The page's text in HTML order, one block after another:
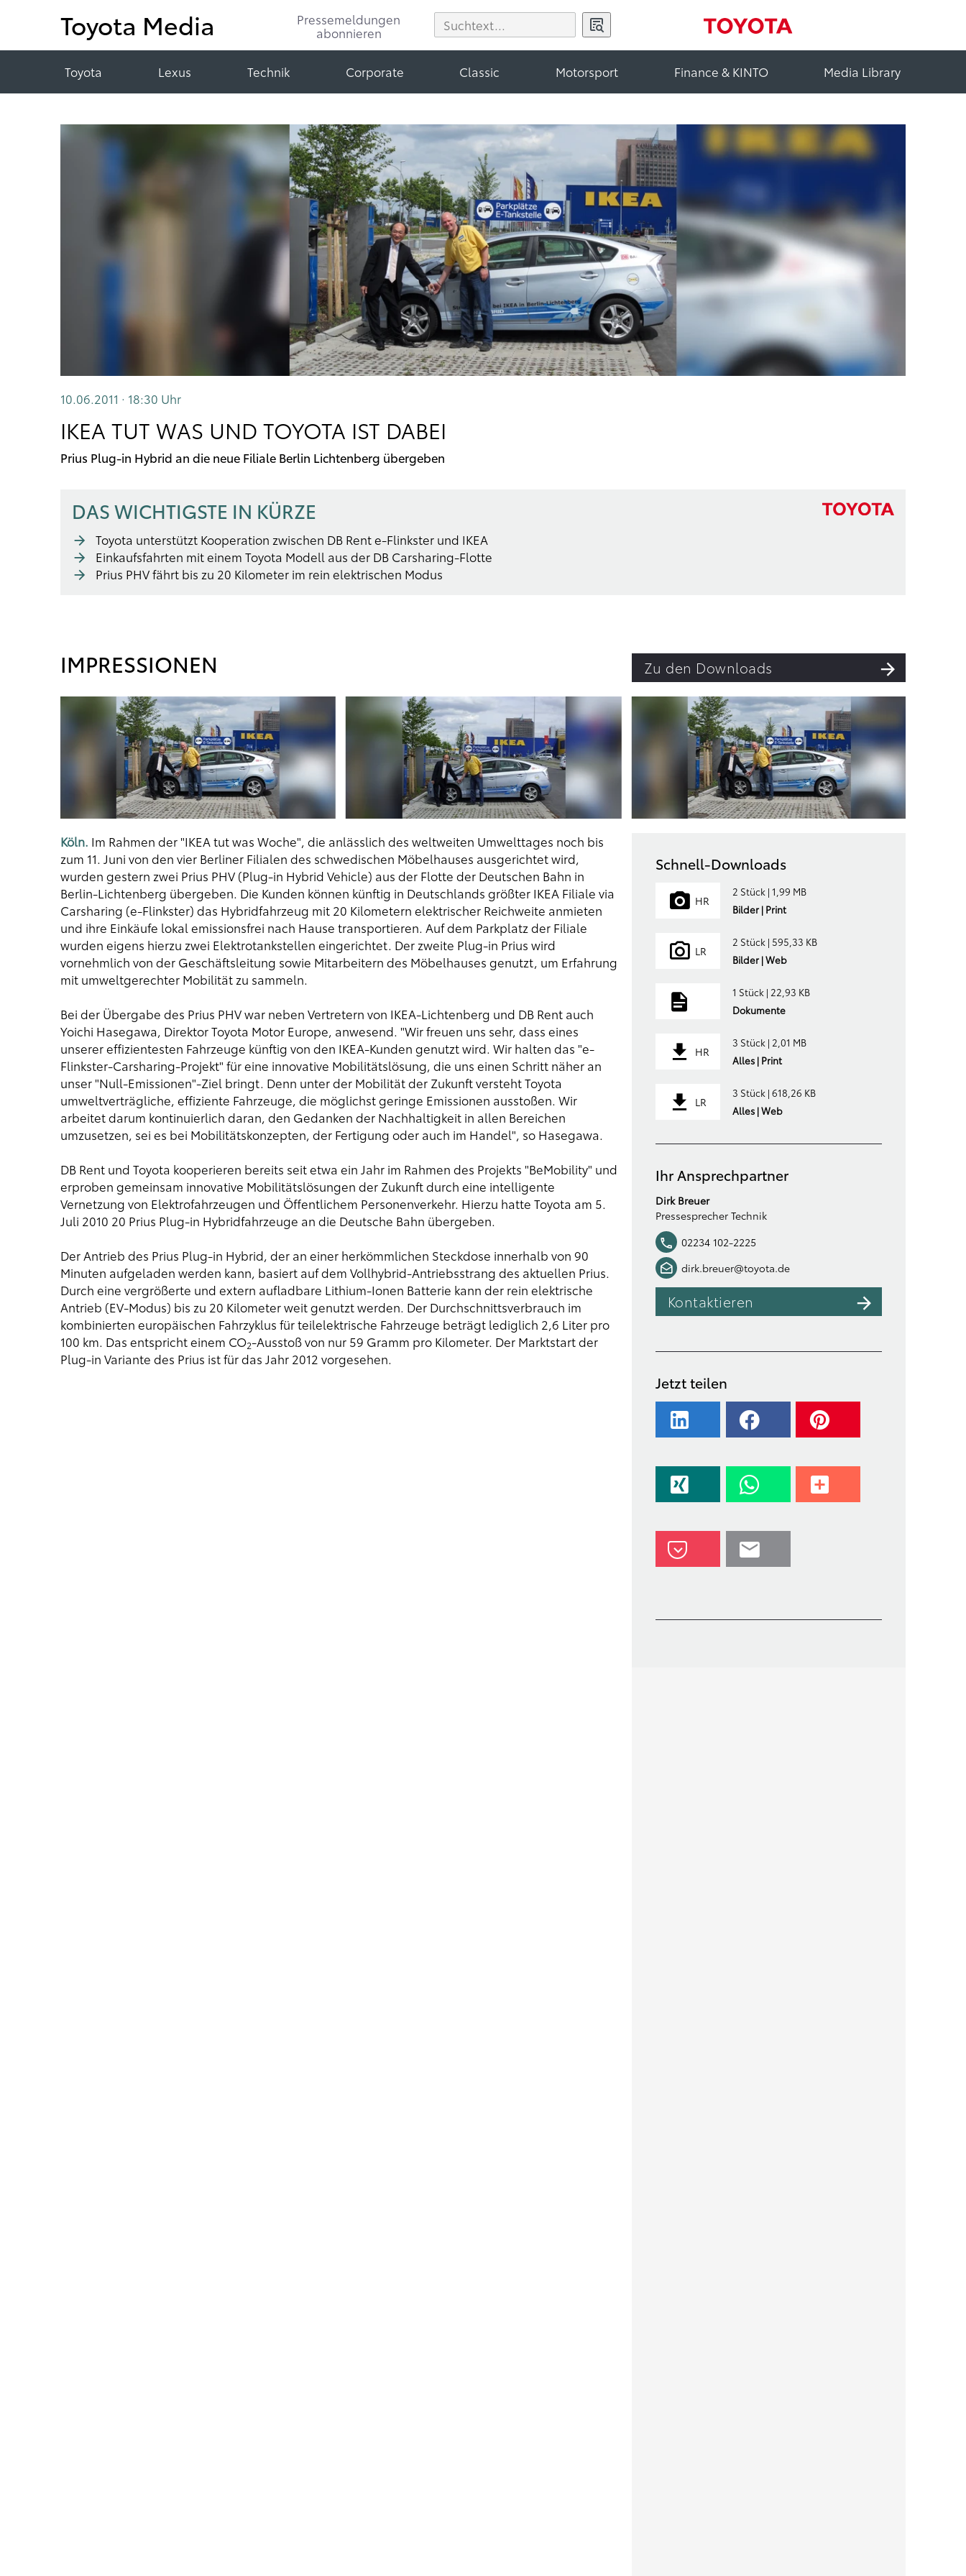
Toyota Media
Pressemeldungen
abonnieren
Toyota Lexus Technik Corporate Classic Motorsport Finance & KINTO Media Library
10.06.2011 · 18:30 Uhr
IKEA TUT WAS UND TOYOTA IST DABEI
Prius Plug-in Hybrid an die neue Filiale Berlin Lichtenberg übergeben
DAS WICHTIGSTE IN KÜRZE
Toyota unterstützt Kooperation zwischen DB Rent e-Flinkster und IKEA
Einkaufsfahrten mit einem Toyota Modell aus der DB Carsharing-Flotte
Prius PHV fährt bis zu 20 Kilometer im rein elektrischen Modus
IMPRESSIONEN Zu den Downloads
Köln. Im Rahmen der "IKEA tut was Woche", die anlässlich des weltweiten Umwelttages noch bis
zum 11. Juni von den vier Berliner Filialen des schwedischen Möbelhauses ausgerichtet wird,
wurden gestern zwei Prius PHV (Plug-in Hybrid Vehicle) aus der Flotte der Deutschen Bahn in
Berlin-Lichtenberg übergeben. Die Kunden können künftig in Deutschlands größter IKEA Filiale via
Carsharing (e-Flinkster) das Hybridfahrzeug mit 20 Kilometern elektrischer Reichweite anmieten
und ihre Einkäufe lokal emissionsfrei nach Hause transportieren. Auf dem Parkplatz der Filiale
wurden eigens hierzu zwei Elektrotankstellen eingerichtet. Der zweite Plug-in Prius wird
vornehmlich von der Geschäftsleitung sowie Mitarbeitern des Möbelhauses genutzt, um Erfahrung
mit umweltgerechter Mobilität zu sammeln.
Bei der Übergabe des Prius PHV war neben Vertretern von IKEA-Lichtenberg und DB Rent auch
Yoichi Hasegawa, Direktor Toyota Motor Europe, anwesend. "Wir freuen uns sehr, dass eines
unserer effizientesten Fahrzeuge künftig von den IKEA-Kunden genutzt wird. Wir halten das "e-
Flinkster-Carsharing-Projekt" für eine innovative Mobilitätslösung, die uns einen Schritt näher an
unser "Null-Emissionen"-Ziel bringt. Denn unter der Mobilität der Zukunft versteht Toyota
umweltverträgliche, effiziente Fahrzeuge, die möglichst geringe Emissionen ausstoßen. Wir
arbeitet darum kontinuierlich daran, den Gedanken der Nachhaltigkeit in allen Bereichen
umzusetzen, sei es bei Mobilitätskonzepten, der Fertigung oder auch im Handel", so Hasegawa.
DB Rent und Toyota kooperieren bereits seit etwa ein Jahr im Rahmen des Projekts "BeMobility" und
erproben gemeinsam innovative Mobilitätslösungen der Zukunft durch eine intelligente
Vernetzung von Elektrofahrzeugen und Öffentlichem Personenverkehr. Hierzu hatte Toyota am 5.
Juli 2010 20 Prius Plug-in Hybridfahrzeuge an die Deutsche Bahn übergeben.
Der Antrieb des Prius Plug-in Hybrid, der an einer herkömmlichen Steckdose innerhalb von 90
Minuten aufgeladen werden kann, basiert auf dem Vollhybrid-Antriebsstrang des aktuellen Prius.
Durch eine vergrößerte und extern aufladbare Lithium-Ionen Batterie kann der rein elektrische
Antrieb (EV-Modus) bis zu 20 Kilometer weit genutzt werden. Der Durchschnittsverbrauch im
kombinierten europäischen Fahrzyklus für teilelektrische Fahrzeuge beträgt lediglich 2,6 Liter pro
100 km. Das entspricht einem CO2-Ausstoß von nur 59 Gramm pro Kilometer. Der Marktstart der
Plug-in Variante des Prius ist für das Jahr 2012 vorgesehen.
Schnell-Downloads
HR
2 Stück | 1,99 MB
Bilder | Print
LR
2 Stück | 595,33 KB
Bilder | Web
1 Stück | 22,93 KB
Dokumente
HR
3 Stück | 2,01 MB
Alles | Print
LR
3 Stück | 618,26 KB
Alles | Web
Ihr Ansprechpartner
Dirk Breuer
Pressesprecher Technik
02234 102-2225
dirk.breuer@toyota.de
Kontaktieren
Jetzt teilen